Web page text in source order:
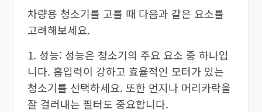
차량용 청소기를 고를 때 다음과 같은 요소를
고려해보세요.
1. 성능: 성능은 청소기의 주요 요소 중 하나입
니다. 흡입력이 강하고 효율적인 모터가 있는
청소기를 선택하세요. 또한 먼지나 머리카락을
잘 걸러내는 필터도 중요합니다.